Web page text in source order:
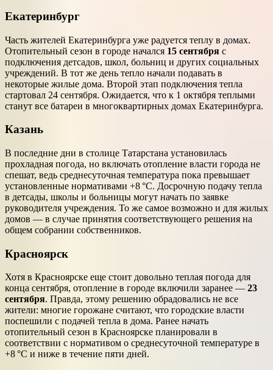
Екатеринбург
Часть жителей Екатеринбурга уже радуется теплу в домах.
Отопительный сезон в городе начался 15 сентября с
подключения детсадов, школ, больниц и других социальных
учреждений. В тот же день тепло начали подавать в
некоторые жилые дома. Второй этап подключения тепла
стартовал 24 сентября. Ожидается, что к 1 октября теплыми
станут все батареи в многоквартирных домах Екатеринбурга.
Казань
В последние дни в столице Татарстана установилась
прохладная погода, но включать отопление власти города не
спешат, ведь среднесуточная температура пока превышает
установленные нормативами +8 °C. Досрочную подачу тепла
в детсады, школы и больницы могут начать по заявке
руководителя учреждения. То же самое возможно и для жилых
домов — в случае принятия соответствующего решения на
общем собрании собственников.
Красноярск
Хотя в Красноярске еще стоит довольно теплая погода для
конца сентября, отопление в городе включили заранее — 23
сентября. Правда, этому решению обрадовались не все
жители: многие горожане считают, что городские власти
поспешили с подачей тепла в дома. Ранее начать
отопительный сезон в Красноярске планировали в
соответствии с нормативом о среднесуточной температуре в
+8 °C и ниже в течение пяти дней.